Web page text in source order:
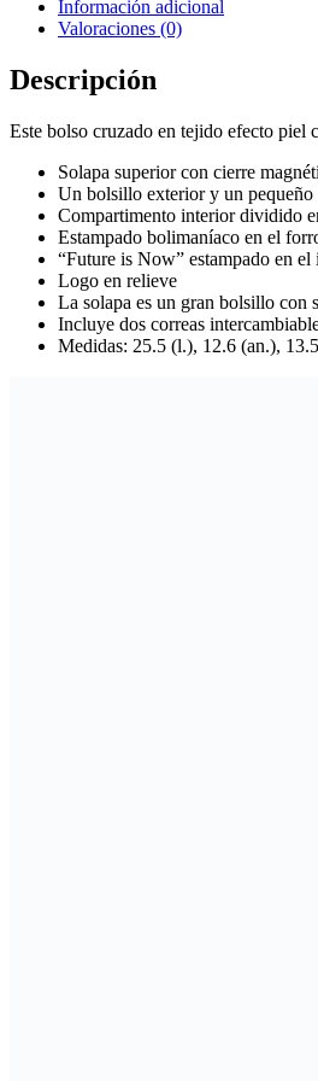
Información adicional
Valoraciones (0)
Descripción
Este bolso cruzado en tejido efecto piel
Solapa superior con cierre
Un bolsillo exterior y un pequeño
Compartimento interior dividido
Estampado bolimaníaco en el
“Future is Now” estampado en el
Logo en relieve
La solapa es un gran bolsillo con
Incluye dos correas
Medidas: 25.5 (l.), 12.6 (an.),